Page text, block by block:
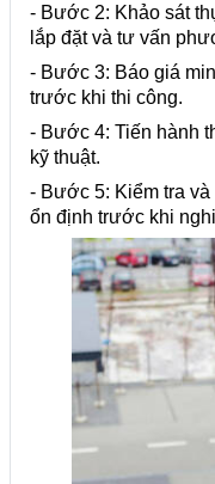
- Bước 2: Khảo sát
lắp đặt và tư vấn
- Bước 3: Báo giá
trước khi thi công.
- Bước 4: Tiến hành
kỹ thuật.
- Bước 5: Kiểm tra và
ổn định trước khi